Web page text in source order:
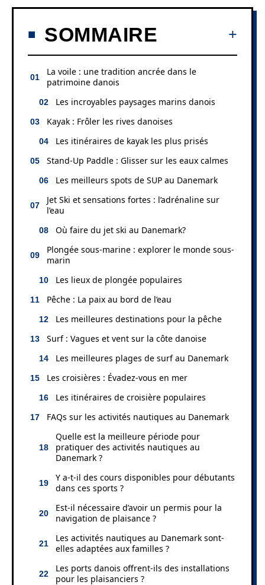
SOMMAIRE
La voile : une tradition ancrée dans le
patrimoine danois
Les incroyables paysages marins danois
Kayak : Frôler les rives danoises
Les itinéraires de kayak les plus prisés
Stand-Up Paddle : Glisser sur les eaux calmes
Les meilleurs spots de SUP au Danemark
Jet Ski et sensations fortes : l’adrénaline sur
l’eau
Où faire du jet ski au Danemark?
Plongée sous-marine : explorer le monde sous-
marin
Les lieux de plongée populaires
Pêche : La paix au bord de l’eau
Les meilleures destinations pour la pêche
Surf : Vagues et vent sur la côte danoise
Les meilleures plages de surf au Danemark
Les croisières : Évadez-vous en mer
Les itinéraires de croisière populaires
FAQs sur les activités nautiques au Danemark
Quelle est la meilleure période pour
pratiquer des activités nautiques au
Danemark ?
Y a-t-il des cours disponibles pour débutants
dans ces sports ?
Est-il nécessaire d’avoir un permis pour la
navigation de plaisance ?
Les activités nautiques au Danemark sont-
elles adaptées aux familles ?
Les ports danois offrent-ils des installations
pour les plaisanciers ?